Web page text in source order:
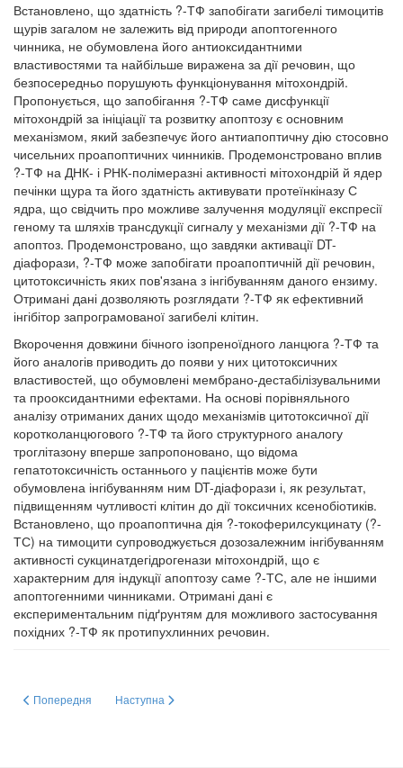
Встановлено, що здатність ?-ТФ запобігати загибелі тимоцитів
щурів загалом не залежить від природи апоптогенного
чинника, не обумовлена його антиоксидантними
властивостями та найбільше виражена за дії речовин, що
безпосередньо порушують функціонування мітохондрій.
Пропонується, що запобігання ?-ТФ саме дисфункції
мітохондрій за ініціації та розвитку апоптозу є основним
механізмом, який забезпечує його антиапоптичну дію стосовно
чисельних проапоптичних чинників. Продемонстровано вплив
?-ТФ на ДНК- і РНК-полімеразні активності мітохондрій й ядер
печінки щура та його здатність активувати протеїнкіназу С
ядра, що свідчить про можливе залучення модуляції експресії
геному та шляхів трансдукції сигналу у механізми дії ?-ТФ на
апоптоз. Продемонстровано, що завдяки активації DT-
діафорази, ?-ТФ може запобігати проапоптичній дії речовин,
цитотоксичність яких пов'язана з інгібуванням даного ензиму.
Отримані дані дозволяють розглядати ?-ТФ як ефективний
інгібітор запрограмованої загибелі клітин.
Вкорочення довжини бічного ізопреноїдного ланцюга ?-ТФ та
його аналогів приводить до появи у них цитотоксичних
властивостей, що обумовлені мембрано-дестабілізувальними
та прооксидантними ефектами. На основі порівняльного
аналізу отриманих даних щодо механізмів цитотоксичної дії
коротколанцюгового ?-ТФ та його структурного аналогу
троглітазону вперше запропоновано, що відома
гепатотоксичність останнього у пацієнтів може бути
обумовлена інгібуванням ним DT-діафорази і, як результат,
підвищенням чутливості клітин до дії токсичних ксенобіотиків.
Встановлено, що проапоптична дія ?-токоферилсукцинату (?-
ТС) на тимоцити супроводжується дозозалежним інгібуванням
активності сукцинатдегідрогенази мітохондрій, що є
характерним для індукції апоптозу саме ?-ТС, але не іншими
апоптогенними чинниками. Отримані дані є
експериментальним підґрунтям для можливого застосування
похідних ?-ТФ як протипухлинних речовин.
Попередня стаття: Casein mRNA Expression-1?, SNARK, PFKFB and
Попередня Наступна стаття: MALDI-IMS”- и " “MALDI-TOF”-
Наступна